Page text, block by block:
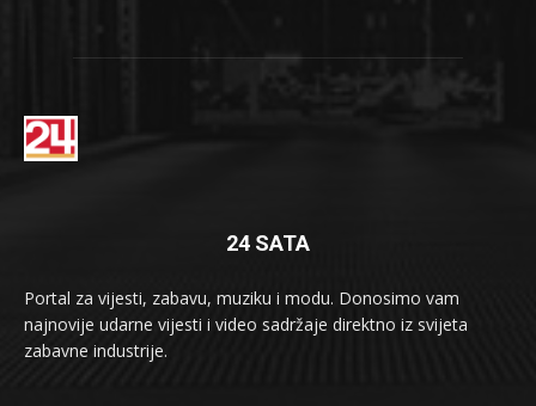
24 SATA
Portal za vijesti, zabavu, muziku i modu. Donosimo vam
najnovije udarne vijesti i video sadržaje direktno iz svijeta
zabavne industrije.